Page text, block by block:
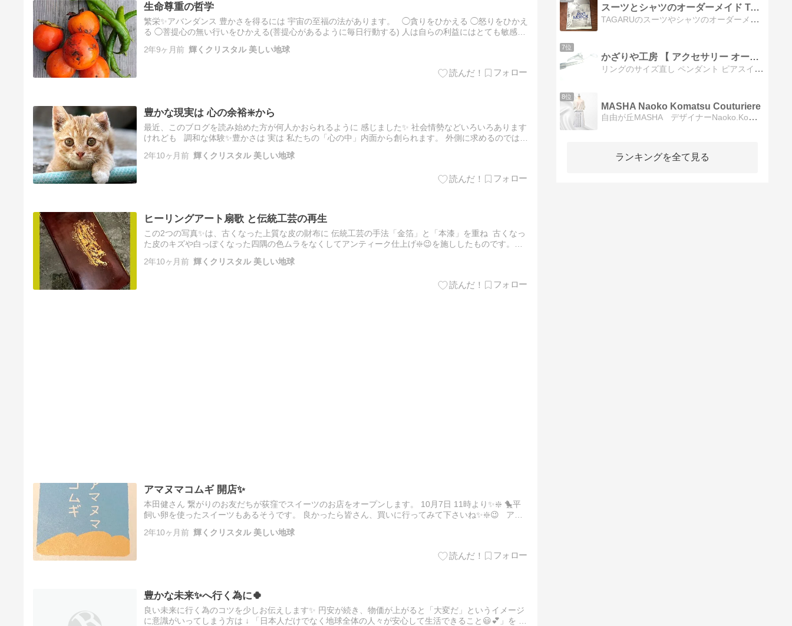
生命尊重の哲学
繁栄✨アバンダンス 豊かさを得るには 宇宙の至福の法があります。 ◯貪りをひかえる ◯怒りをひかえ
る ◯菩提心の無い行いをひかえる(菩提心があるように毎日行動する) 人は自らの利益にはとても敏感で
2年9ヶ月前 輝くクリスタル 美しい地球
豊かな現実は 心の余裕❇️から
最近、このブログを読み始めた方が何人かおられるように 感じました✨ 社会情勢などいろいろあります
けれども 調和な体験✨豊かさは 実は 私たちの「心の中」内面から創られます。 外側に求めるのではな
2年10ヶ月前 輝くクリスタル 美しい地球
ヒーリングアート扇歌 と伝統工芸の再生
この2つの写真✨は、古くなった上質な皮の財布に 伝統工芸の手法「金箔」と「本漆」を重ね 古くなっ
た皮のキズや白っぽくなった四隅の色ムラをなくしてアンティーク仕上げ❇️😉を施ししたものです。良
2年10ヶ月前 輝くクリスタル 美しい地球
アマヌマコムギ 開店✨
本田健さん 繋がりのお友だちが荻窪でスイーツのお店をオープンします。 10月7日 11時より✨❇️ 🐤平
飼い卵を使ったスイーツもあるそうです。 良かったら皆さん、買いに行ってみて下さいね✨❇️😉 アマ
2年10ヶ月前 輝くクリスタル 美しい地球
豊かな未来✨へ行く為に🍀
良い未来に行く為のコツを少しお伝えします✨ 円安が続き、物価が上がると「大変だ」というイメージ
に意識がいってしまう方は ↓ 「日本人だけでなく地球全体の人々が安心して生活できること😃💕」を イ
スーツとシャツのオーダーメイド TAGARU恵比寿店blog
TAGARUのスーツやシャツのオーダーメイド情報はもちろん新商品やお勧め商品、生地の紹介やコーディネートの提案、 お得なイベント情報などを紹介します。
7位
かざりや工房 【 アクセサリー オーダーメイド・…
リングのサイズ直し ペンダント ピアスイヤリング ブレスレット バングル <br> お問い合わせ下さい〜
8位
MASHA Naoko Komatsu Couturiere
自由が丘MASHA デザイナーNaoko.Komatsuのブログです。 MASHA(マシャ) / Naoko.Komatsu Couturiere (クチュ…
ランキングを全て見る